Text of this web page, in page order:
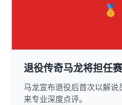
🏅
退役传奇马龙将担任
马龙宣布退役后首次以解
来专业深度点评。